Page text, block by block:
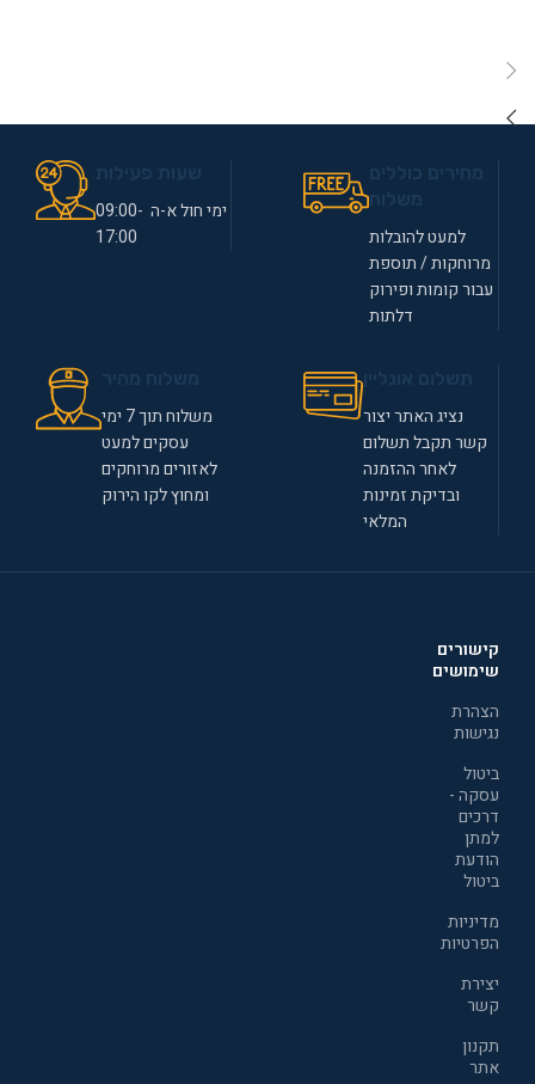
למעט להובלות
מרוחקות / תוספת
עבור קומות ופירוק
דלתות
ימי חול א-ה 09:00-
17:00
נציג האתר יצור
קשר תקבל תשלום
לאחר ההזמנה
ובדיקת זמינות
המלאי
משלוח תוך 7 ימי
עסקים למעט
לאזורים מרוחקים
ומחוץ לקו הירוק
קישורים
שימושים
הצהרת
נגישות
ביטול
עסקה -
דרכים
למתן
הודעת
ביטול
מדיניות
הפרטיות
יצירת
קשר
תקנון
אתר